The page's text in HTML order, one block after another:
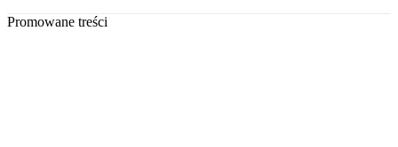
Promowane treści